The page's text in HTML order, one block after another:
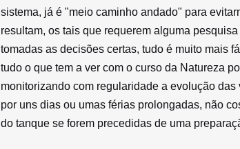
sistema, já é "meio caminho andado" para
resultam, os tais que requerem alguma
tomadas as decisões certas, tudo é muito mais
tudo o que tem a ver com o curso da Natureza
monitorizando com regularidade a evolução
por uns dias ou umas férias prolongadas, não
do tanque se forem precedidas de uma